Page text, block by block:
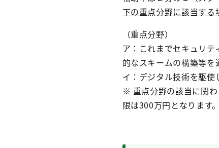
下の重点分野に該当する
（重点分野）
ア：これまでセキュリ
的なスキームの構築等
イ：デジタル技術を駆
※ 重点分野の該当に関
限は300万円となります。